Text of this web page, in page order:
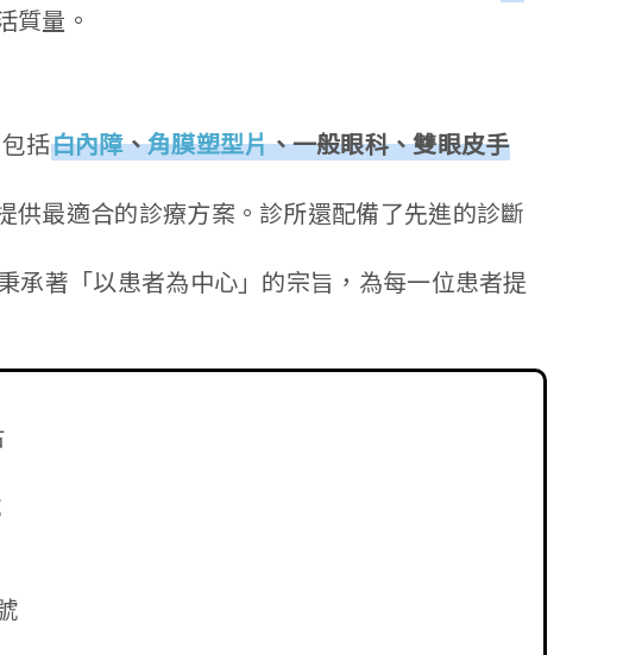
質量。
括白內障、角膜塑型片、一般眼科、雙眼皮手
最適合的診療方案。診所還配備了先進的診斷
承著「以患者為中心」的宗旨，為每一位患者提